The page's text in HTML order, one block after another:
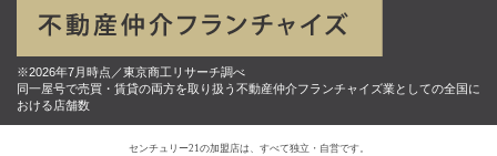
※2026年7月時点／東京商工リサーチ調べ
同一屋号で売買・賃貸の両方を取り扱う不動産仲介フランチャイズ業としての全国に
おける店舗数
センチュリー21の加盟店は、すべて独立・自営です。